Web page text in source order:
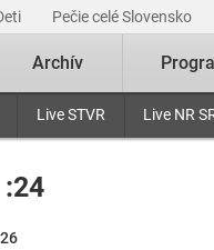
Pečie celé Slovensko
Live STVR Live NR
Archív